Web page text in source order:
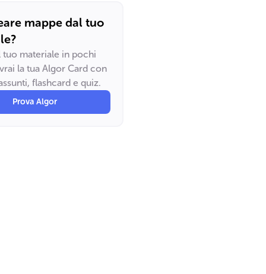
mappe dal tuo
tuo materiale in pochi
la tua Algor Card con
flashcard e quiz.
Prova Algor